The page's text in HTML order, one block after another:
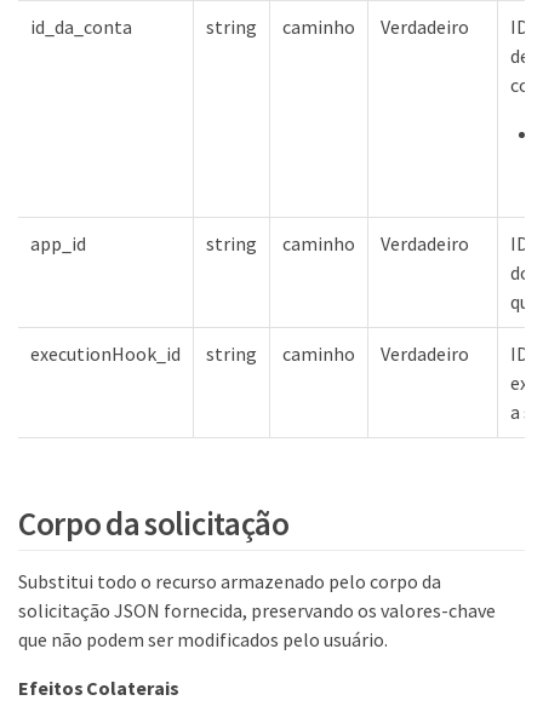
id_da_conta string caminho Verdadeiro
ID
de
app_id string caminho Verdadeiro
ID
do
executionHook_id string caminho Verdadeiro
ID
a
Corpo da solicitação
Substitui todo o recurso armazenado pelo corpo da
solicitação JSON fornecida, preservando os valores-chave
que não podem ser modificados pelo usuário.
Efeitos Colaterais